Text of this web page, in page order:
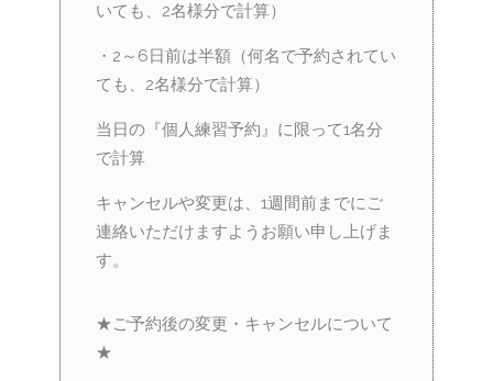
いても、2名様分で計算）
・2～6日前は半額（何名で予約されてい
ても、2名様分で計算）
当日の『個人練習予約』に限って1名分
で計算
キャンセルや変更は、1週間前までにご
連絡いただけますようお願い申し上げま
す。
★ご予約後の変更・キャンセルについて
★